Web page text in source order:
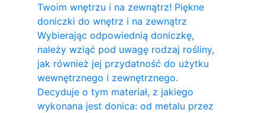
Twoim wnętrzu i na zewnątrz! Piękne
doniczki do wnętrz i na zewnątrz
Wybierając odpowiednią doniczkę,
należy wziąć pod uwagę rodzaj rośliny,
jak również jej przydatność do użytku
wewnętrznego i zewnętrznego.
Decyduje o tym materiał, z jakiego
wykonana jest donica: od metalu przez